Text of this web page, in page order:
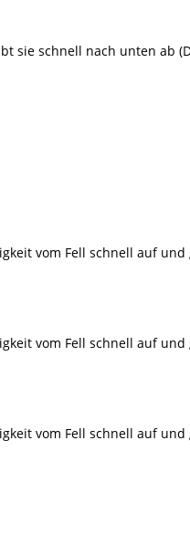
sie schnell nach unten ab
vom Fell schnell auf
vom Fell schnell auf
vom Fell schnell auf